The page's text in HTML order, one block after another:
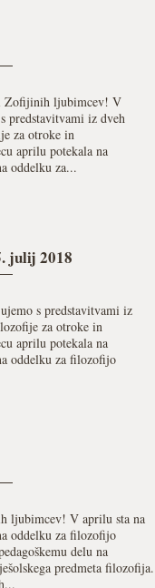
Zofijinih ljubimcev! V
predstavitvami iz dveh
za otroke in
aprilu potekala na
oddelku za...
julij 2018
s predstavitvami iz
za otroke in
aprilu potekala na
oddelku za filozofijo
ljubimcev! V aprilu sta na
oddelku za filozofijo
delu na
predmeta filozofija.